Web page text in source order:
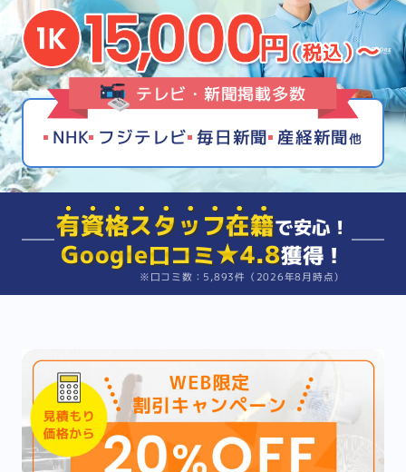
テレビ・新聞掲載多数
NHK フジテレビ 毎日新聞 産経新聞他
有資格スタッフ在籍で安心！
Google口コミ★4.8獲得！
※口コミ数：5,893件（2026年8月時点）